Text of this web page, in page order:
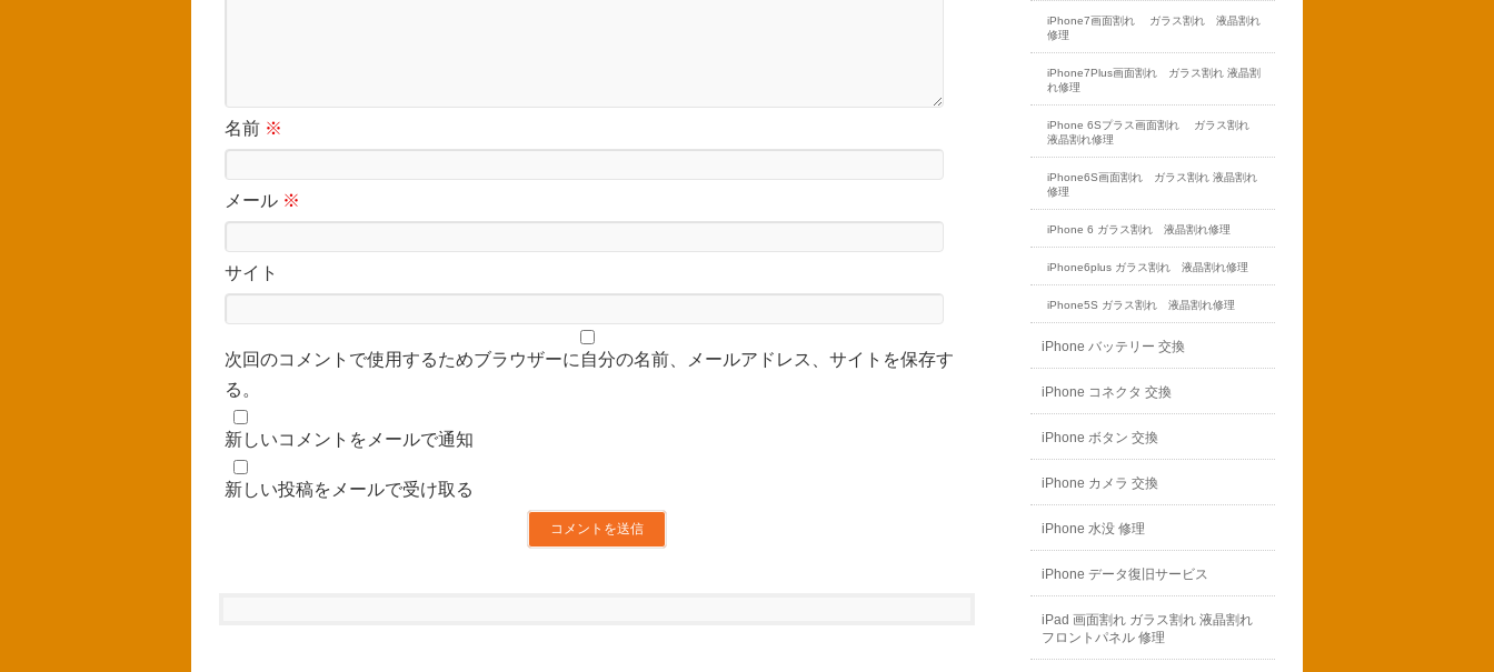
名前 ※
メール ※
サイト
次回のコメントで使用するためブラウザーに自分の名前、メールアドレス、サイトを保存す
る。
新しいコメントをメールで通知
新しい投稿をメールで受け取る
iPhone7画面割れ ガラス割れ 液晶割れ
修理
iPhone7Plus画面割れ ガラス割れ 液晶割
れ修理
iPhone 6Sプラス画面割れ ガラス割れ
液晶割れ修理
iPhone6S画面割れ ガラス割れ 液晶割れ
修理
iPhone 6 ガラス割れ 液晶割れ修理
iPhone6plus ガラス割れ 液晶割れ修理
iPhone5S ガラス割れ 液晶割れ修理
iPhone バッテリー 交換
iPhone コネクタ 交換
iPhone ボタン 交換
iPhone カメラ 交換
iPhone 水没 修理
iPhone データ復旧サービス
iPad 画面割れ ガラス割れ 液晶割れ
フロントパネル 修理